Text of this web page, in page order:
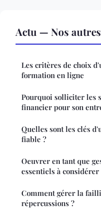
Actu — Nos
Les critères de choix
formation en ligne
Pourquoi solliciter les
financier pour son
Quelles sont les clés
fiable ?
Oeuvrer en tant que
essentiels à considérer
Comment gérer la
répercussions ?